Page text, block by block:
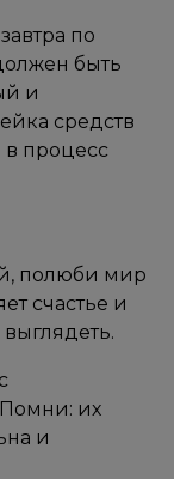
по
быть
и
средств
в процесс
полюби мир
счастье и
⠀
их
и